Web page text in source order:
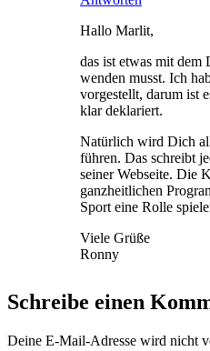
Hallo Marlit,
das ist etwas mit dem
wenden musst. Ich
vorgestellt, darum ist
klar deklariert.
Natürlich wird Dich
führen. Das schreibt
seiner Webseite. Die
ganzheitlichen
Sport eine Rolle
Viele Grüße
Ronny
Schreibe einen
Deine E-Mail-Adresse wird nicht